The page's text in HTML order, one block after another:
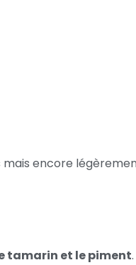
mais encore
tamarin et le piment.